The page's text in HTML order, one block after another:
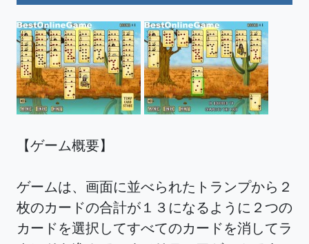
【ゲーム概要】
ゲームは、画面に並べられたトランプから２
枚のカードの合計が１３になるように２つの
カードを選択してすべてのカードを消してラ